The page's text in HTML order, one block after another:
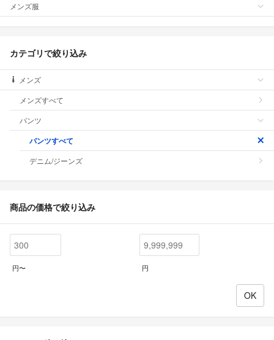
メンズ服
カテゴリで絞り込み
メンズ
メンズすべて
パンツ
パンツすべて
デニム/ジーンズ
商品の価格で絞り込み
円〜 円